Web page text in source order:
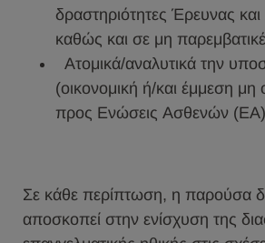
δραστηριότητες Έρευνας
καθώς και σε μη
Ατομικά/αναλυτικά την
(οικονομική ή/και έμμεση μη
προς Ενώσεις Ασθενών
Σε κάθε περίπτωση, η παρούσα
αποσκοπεί στην ενίσχυση της